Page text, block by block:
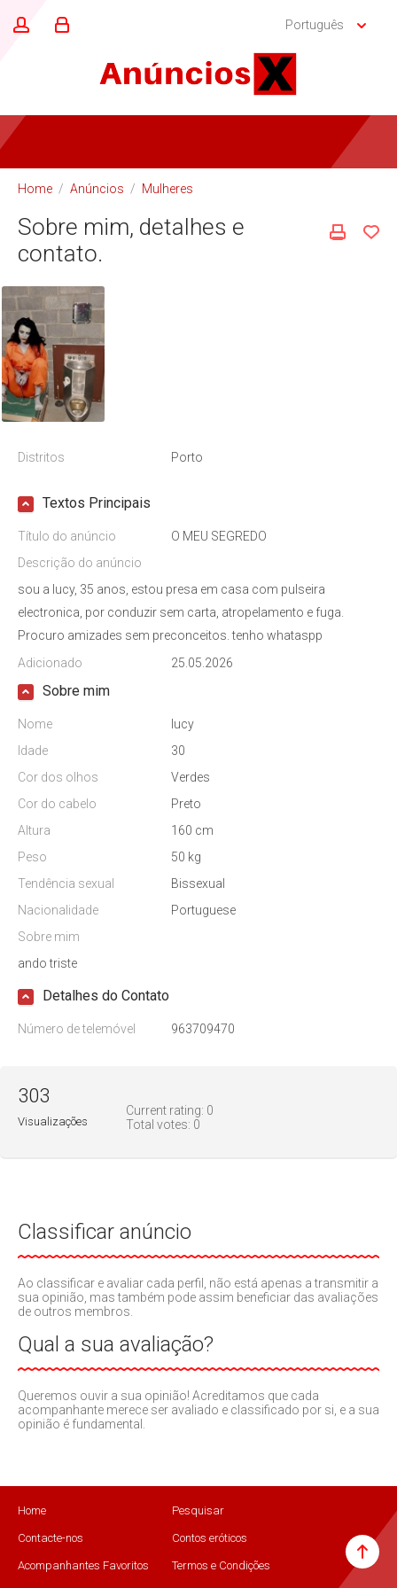
Português
Home / Anúncios / Mulheres
Sobre mim, detalhes e
contato.
Distritos Porto
Textos Principais
Título do anúncio
O MEU SEGREDO
Descrição do anúncio
sou a lucy, 35 anos, estou presa em casa com pulseira
electronica, por conduzir sem carta, atropelamento e fuga.
Procuro amizades sem preconceitos. tenho whataspp
Adicionado
25.05.2026
Sobre mim
Nome
lucy
Idade
30
Cor dos olhos
Verdes
Cor do cabelo
Preto
Altura
160 cm
Peso
50 kg
Tendência sexual
Bissexual
Nacionalidade
Portuguese
Sobre mim
ando triste
Detalhes do Contato
Número de telemóvel 963709470
Current rating: 0
Total votes: 0
303
Visualizações
Classificar anúncio
Ao classificar e avaliar cada perfil, não está apenas a transmitir a
sua opinião, mas também pode assim beneficiar das avaliações
de outros membros.
Qual a sua avaliação?
Queremos ouvir a sua opinião! Acreditamos que cada
acompanhante merece ser avaliado e classificado por si, e a sua
opinião é fundamental.
Home Pesquisar
Contacte-nos Contos eróticos
Acompanhantes Favoritos Termos e Condições